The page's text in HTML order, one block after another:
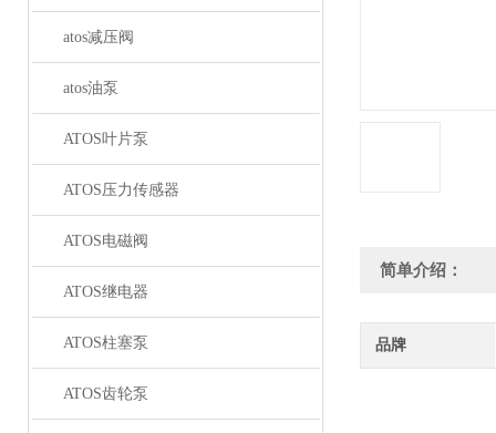
atos减压阀
atos油泵
ATOS叶片泵
ATOS压力传感器
ATOS电磁阀
ATOS继电器
ATOS柱塞泵
ATOS齿轮泵
简单介绍：
品牌